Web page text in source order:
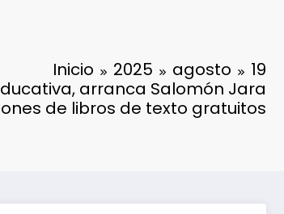
Inicio 2025 agosto
19
arranca Salomón Jara
de libros de texto gratuitos